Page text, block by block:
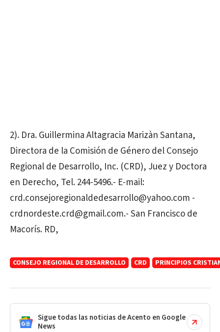
2). Dra. Guillermina Altagracia Marizàn Santana,
Directora de la Comisión de Género del Consejo
Regional de Desarrollo, Inc. (CRD), Juez y Doctora
en Derecho, Tel. 244-5496.- E-mail:
crd.consejoregionaldedesarrollo@yahoo.com -
crdnordeste.crd@gmail.com.- San Francisco de
Macorís. RD,
CONSEJO REGIONAL DE DESARROLLO CRD PRINCIPIOS
Sigue todas las noticias de Acento en Google
News